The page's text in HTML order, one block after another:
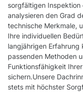
sorgfältigen Inspektion
analysieren den Grad
technische Merkmale,
Ihre individuellen
langjährigen
passenden Methoden
Funktionsfähigkeit
sichern.Unsere
stets mit höchster